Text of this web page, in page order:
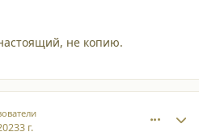
не копию.
3 г.